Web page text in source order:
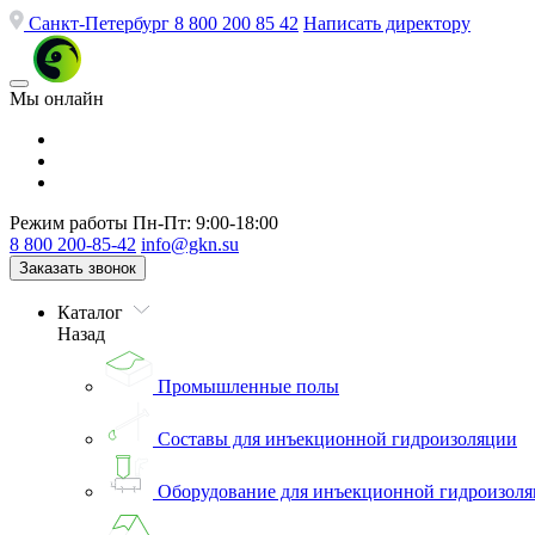
Санкт-Петербург 8 800 200 85 42 Написать директору
Мы онлайн
Режим работы Пн-Пт: 9:00-18:00
8 800 200-85-42 info@gkn.su
Заказать звонок
Каталог
Назад
Промышленные полы
Составы для инъекционной гидроизоляции
Оборудование для инъекционной